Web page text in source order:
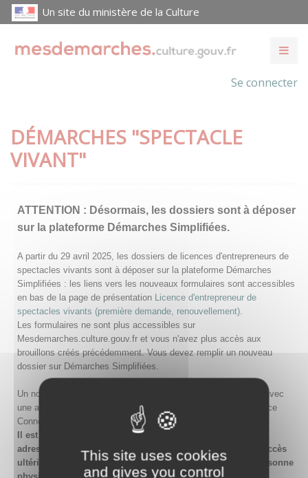
This site uses cookies
and gives you control
Un site du ministère de la Culture
Se connecter
DÉMARCHES "SPECTACLE
VIVANT"
ATTENTION : Désormais, les dossiers sont à déposer
sur la plateforme Démarches Simplifiées.
A partir du 29 avril 2025, les dossiers de licences d'entrepreneurs de
spectacles vivants sont à déposer sur la plateforme Démarches
Simplifiées : les liens vers les nouveaux formulaires sont accessibles
en bas de la page de présentation Licence d'entrepreneur de
spectacles vivants (première demande, renouvellement).
Les formulaires ne sont plus accessibles sur
Mesdemarches.culture.gouv.fr et vous n'avez plus accès aux
brouillons créés précédemment. Vous devez remplir un nouveau
dossier sur Démarches Simplifiées.
Un nouveau compte doit être créé sur Démarches Simplifiées avec
une adresse email et un mot de passe, ou en passant par France
Connect.
Il est conseillé lors de la création du compte de saisir une
adresse email générique de l'organisme afin de garantir l'accès
ultérieur au compte même en cas de changement de la personne